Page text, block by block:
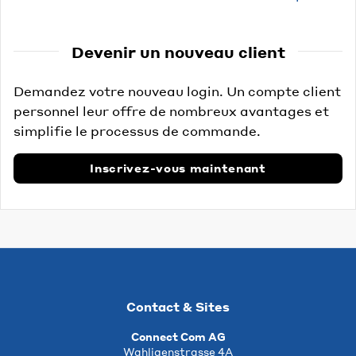
Devenir un nouveau client
Demandez votre nouveau login. Un compte client
personnel leur offre de nombreux avantages et
simplifie le processus de commande.
Inscrivez-vous maintenant
Contact & Sites
Connect Com AG
Wahligenstrasse 4A